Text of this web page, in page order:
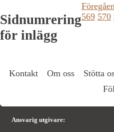
Sidnumrering
för inlägg
569 570
Kontakt Om oss
Stötta
Ansvarig utgivare: